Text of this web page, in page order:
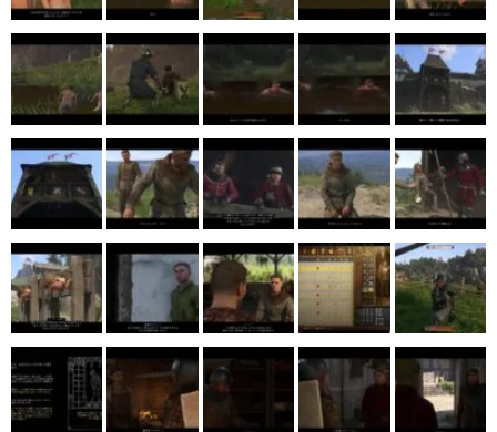
運営：株式会社マレ